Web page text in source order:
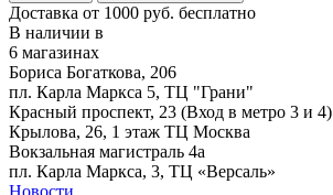
Доставка от 1000 руб. бесплатно
В наличии в
6 магазинах
Бориса Богаткова, 206
пл. Карла Маркса 5, ТЦ "Грани"
Красный проспект, 23 (Вход в метро 3 и 4)
Крылова, 26, 1 этаж ТЦ Москва
Вокзальная магистраль 4а
пл. Карла Маркса, 3, ТЦ «Версаль»
Новости